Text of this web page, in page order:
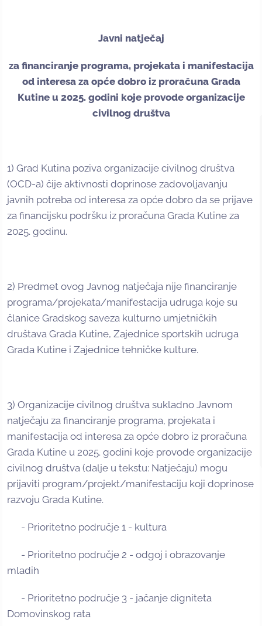
Javni natječaj
za financiranje programa, projekata i manifestacija
od interesa za opće dobro iz proračuna Grada
Kutine u 2025. godini koje provode organizacije
civilnog društva
1) Grad Kutina poziva organizacije civilnog društva
(OCD-a) čije aktivnosti doprinose zadovoljavanju
javnih potreba od interesa za opće dobro da se prijave
za financijsku podršku iz proračuna Grada Kutine za
2025. godinu.
2) Predmet ovog Javnog natječaja nije financiranje
programa/projekata/manifestacija udruga koje su
članice Gradskog saveza kulturno umjetničkih
društava Grada Kutine, Zajednice sportskih udruga
Grada Kutine i Zajednice tehničke kulture.
3) Organizacije civilnog društva sukladno Javnom
natječaju za financiranje programa, projekata i
manifestacija od interesa za opće dobro iz proračuna
Grada Kutine u 2025. godini koje provode organizacije
civilnog društva (dalje u tekstu: Natječaju) mogu
prijaviti program/projekt/manifestaciju koji doprinose
razvoju Grada Kutine.
- Prioritetno područje 1 - kultura
- Prioritetno područje 2 - odgoj i obrazovanje
mladih
- Prioritetno područje 3 - jačanje digniteta
Domovinskog rata